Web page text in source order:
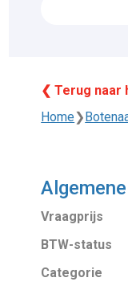
❮ Terug naar
Home❯
Vraagprijs
BTW-status
Categorie